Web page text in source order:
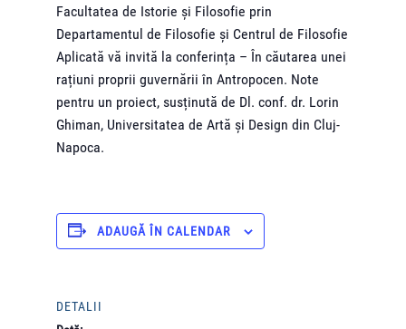
Facultatea de Istorie și Filosofie prin
Departamentul de Filosofie și Centrul de Filosofie
Aplicată vă invită la conferința – În căutarea unei
rațiuni proprii guvernării în Antropocen. Note
pentru un proiect, susținută de Dl. conf. dr. Lorin
Ghiman, Universitatea de Artă și Design din Cluj-
Napoca.
ADAUGĂ ÎN CALENDAR
DETALII